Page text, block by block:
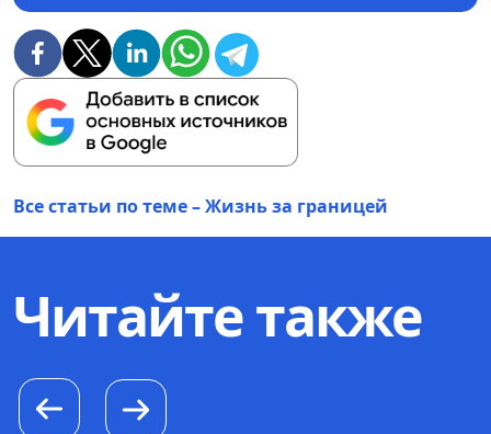
Все статьи по теме – Жизнь за границей
Читайте также